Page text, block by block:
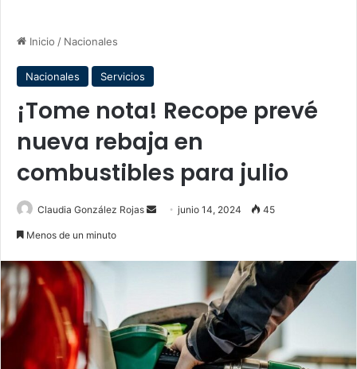
Inicio / Nacionales
Nacionales Servicios
¡Tome nota! Recope prevé
nueva rebaja en
combustibles para julio
Claudia González Rojas
Sendjunio 14, 2024 45
Menos de un minuto